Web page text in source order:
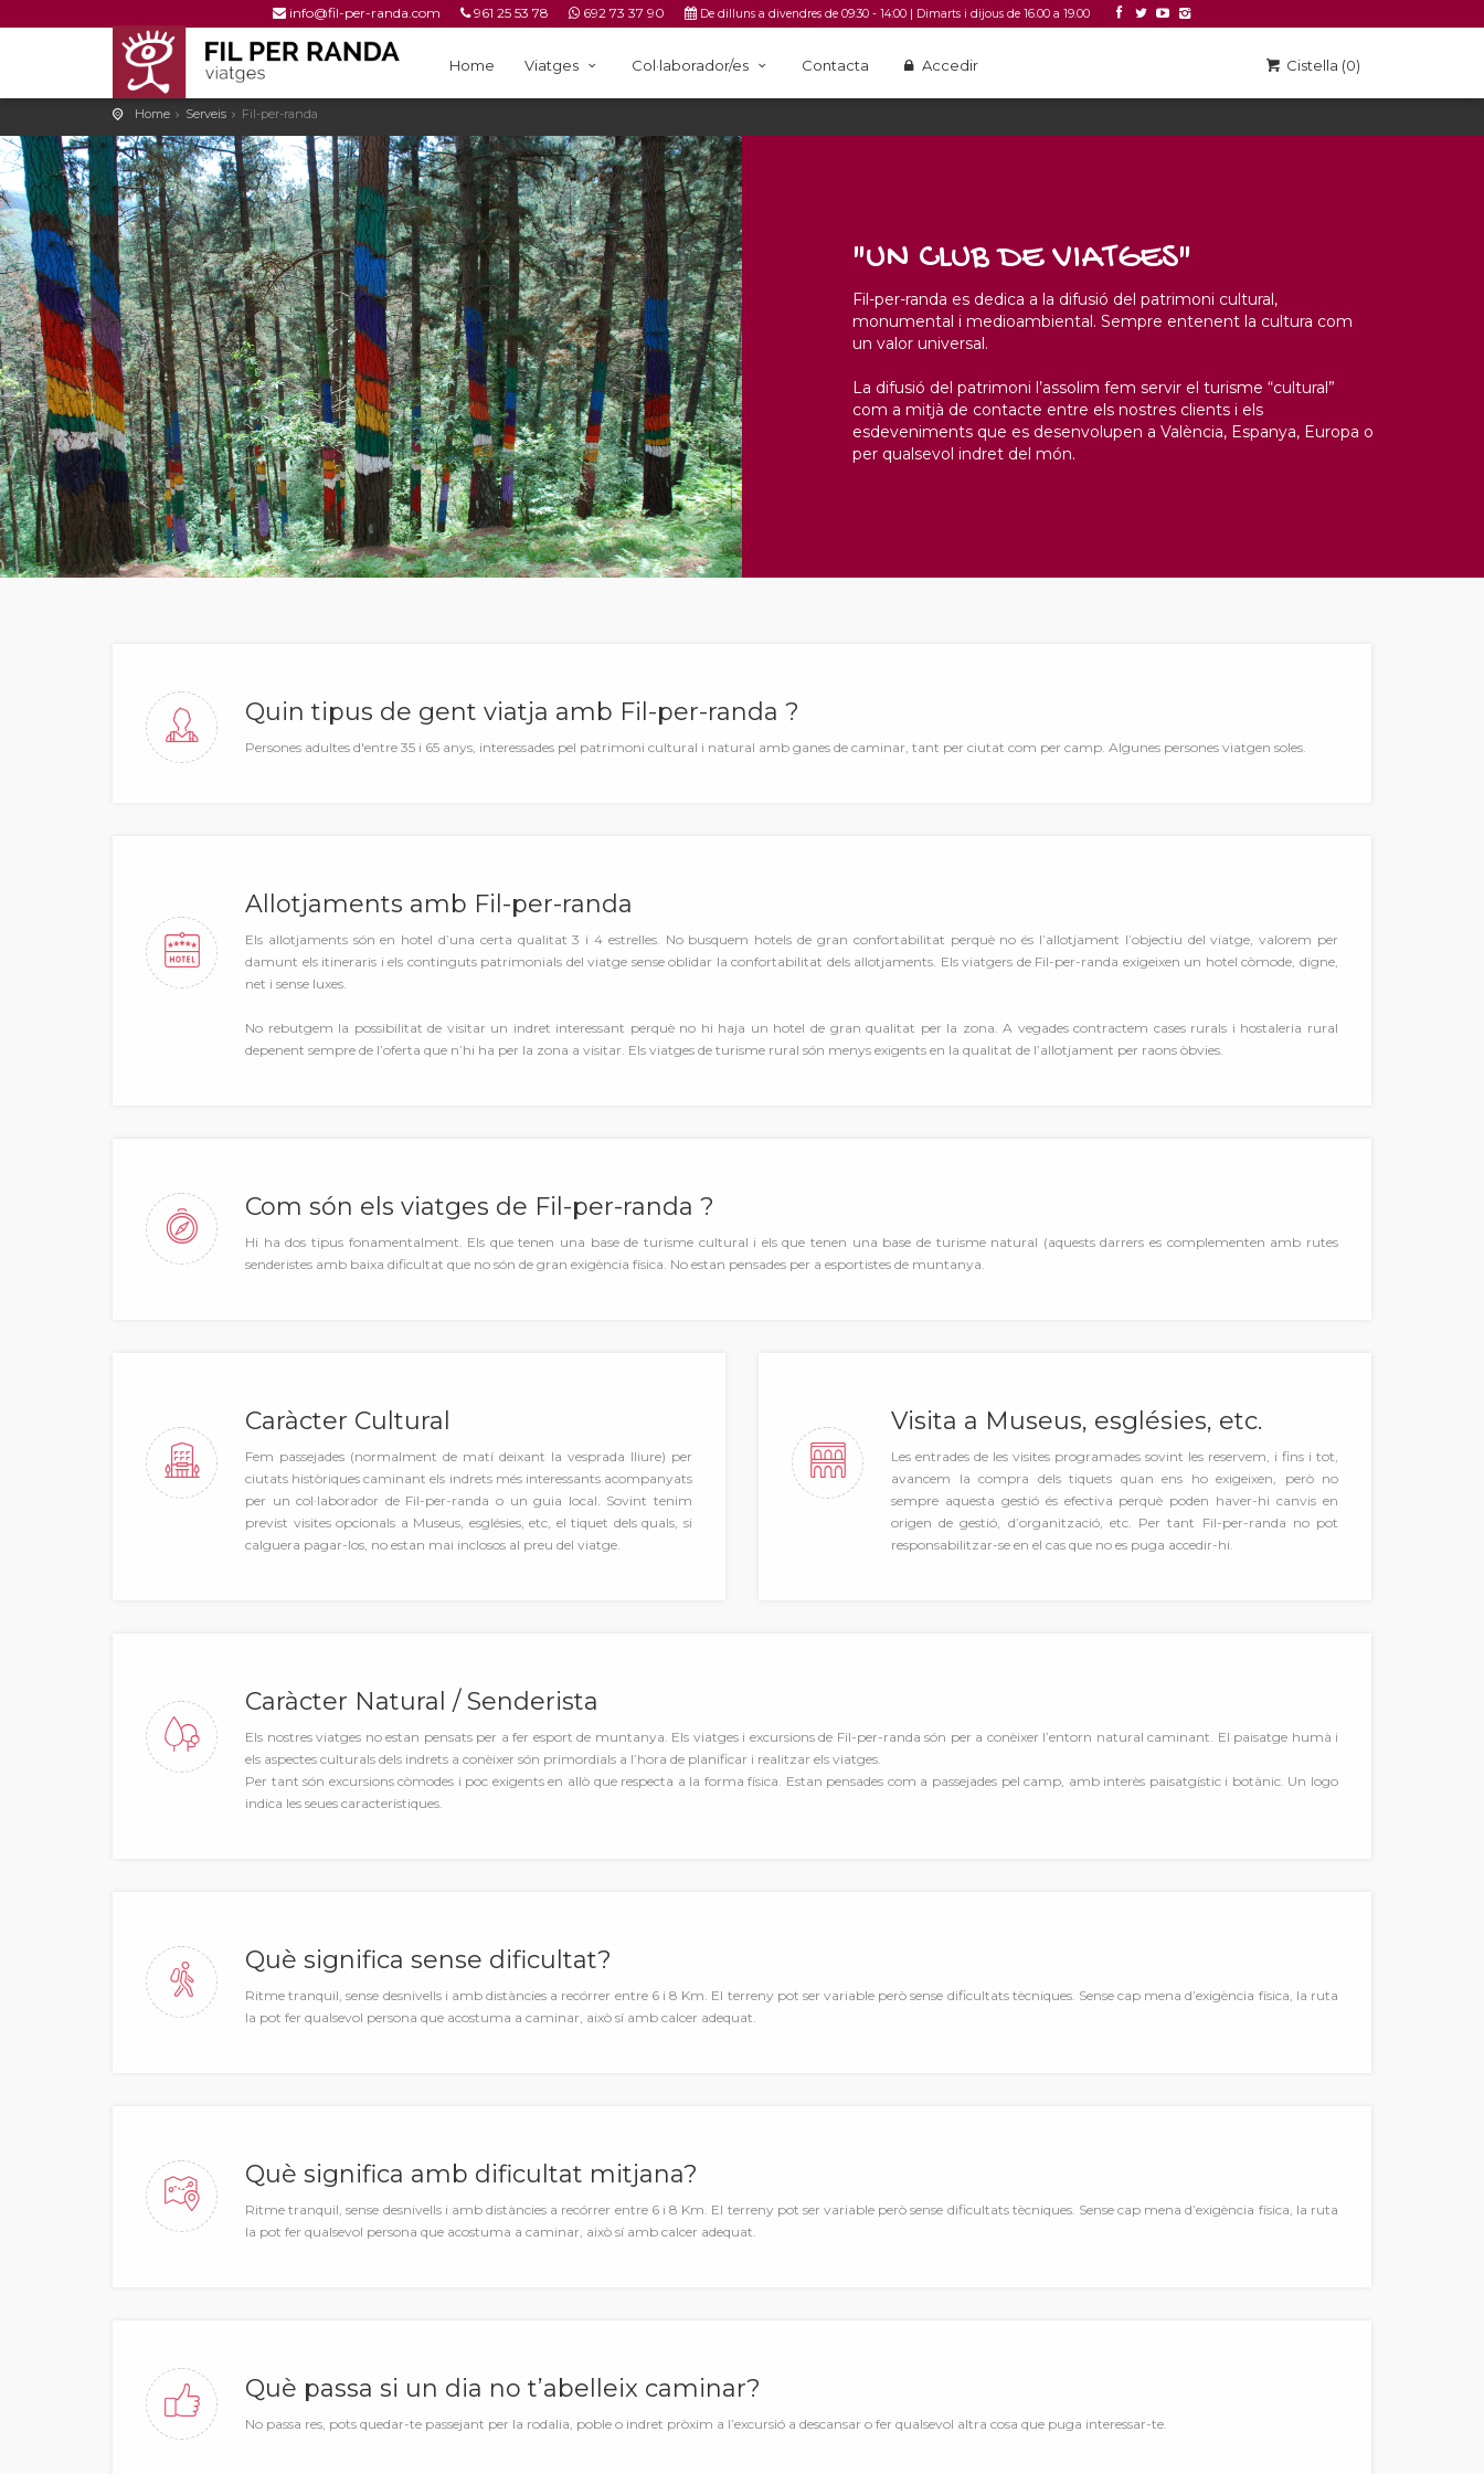
info@fil-per-randa.com 961 25 53 78 692 73 37 90 De dilluns a divendres de 09:30 - 14:00 | Dimarts i dijous de 16.00 a 19.00
961 25 53 78
Home Viatges Col·laborador/es Contacta Accedir Cistella (0)
Home Serveis Fil-per-randa
"UN CLUB DE VIATGES"
Fil-per-randa es dedica a la difusió del patrimoni cultural,
monumental i medioambiental. Sempre entenent la cultura com
un valor universal.
La difusió del patrimoni l’assolim fem servir el turisme “cultural”
com a mitjà de contacte entre els nostres clients i els
esdeveniments que es desenvolupen a València, Espanya, Europa o
per qualsevol indret del món.
Quin tipus de gent viatja amb Fil-per-randa ?
Persones adultes d'entre 35 i 65 anys, interessades pel patrimoni cultural i natural amb ganes de caminar, tant per ciutat com per camp. Algunes persones viatgen soles.
Allotjaments amb Fil-per-randa
Els allotjaments són en hotel d’una certa qualitat 3 i 4 estrelles. No busquem hotels de gran confortabilitat perquè no és l’allotjament l’objectiu del viatge, valorem per
damunt els itineraris i els continguts patrimonials del viatge sense oblidar la confortabilitat dels allotjaments. Els viatgers de Fil-per-randa exigeixen un hotel còmode, digne,
net i sense luxes.
No rebutgem la possibilitat de visitar un indret interessant perquè no hi haja un hotel de gran qualitat per la zona. A vegades contractem cases rurals i hostaleria rural
depenent sempre de l’oferta que n’hi ha per la zona a visitar. Els viatges de turisme rural són menys exigents en la qualitat de l’allotjament per raons òbvies.
Com són els viatges de Fil-per-randa ?
Hi ha dos tipus fonamentalment. Els que tenen una base de turisme cultural i els que tenen una base de turisme natural (aquests darrers es complementen amb rutes
senderistes amb baixa dificultat que no són de gran exigència física. No estan pensades per a esportistes de muntanya.
Caràcter Cultural
Fem passejades (normalment de matí deixant la vesprada lliure) per
ciutats històriques caminant els indrets més interessants acompanyats
per un col·laborador de Fil-per-randa o un guia local. Sovint tenim
previst visites opcionals a Museus, esglésies, etc, el tiquet dels quals, si
calguera pagar-los, no estan mai inclosos al preu del viatge.
Visita a Museus, esglésies, etc.
Les entrades de les visites programades sovint les reservem, i fins i tot,
avancem la compra dels tiquets quan ens ho exigeixen, però no
sempre aquesta gestió és efectiva perquè poden haver-hi canvis en
origen de gestió, d’organització, etc. Per tant Fil-per-randa no pot
responsabilitzar-se en el cas que no es puga accedir-hi.
Caràcter Natural / Senderista
Els nostres viatges no estan pensats per a fer esport de muntanya. Els viatges i excursions de Fil-per-randa són per a conèixer l’entorn natural caminant. El paisatge humà i
els aspectes culturals dels indrets a conèixer són primordials a l’hora de planificar i realitzar els viatges.
Per tant són excursions còmodes i poc exigents en allò que respecta a la forma física. Estan pensades com a passejades pel camp, amb interès paisatgístic i botànic. Un logo
indica les seues característiques.
Què significa sense dificultat?
Ritme tranquil, sense desnivells i amb distàncies a recórrer entre 6 i 8 Km. El terreny pot ser variable però sense dificultats tècniques. Sense cap mena d’exigència física, la ruta
la pot fer qualsevol persona que acostuma a caminar, això sí amb calcer adequat.
Què significa amb dificultat mitjana?
Ritme tranquil, sense desnivells i amb distàncies a recórrer entre 6 i 8 Km. El terreny pot ser variable però sense dificultats tècniques. Sense cap mena d’exigència física, la ruta
la pot fer qualsevol persona que acostuma a caminar, això sí amb calcer adequat.
Què passa si un dia no t’abelleix caminar?
No passa res, pots quedar-te passejant per la rodalia, poble o indret pròxim a l’excursió a descansar o fer qualsevol altra cosa que puga interessar-te.